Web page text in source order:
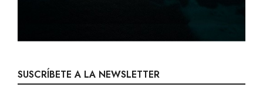
SUSCRÍBETE A LA NEWSLETTER